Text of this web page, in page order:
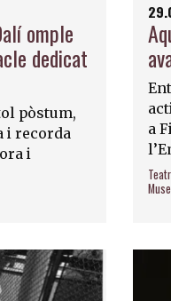
omple
dedicat
pòstum,
i recorda
i
a